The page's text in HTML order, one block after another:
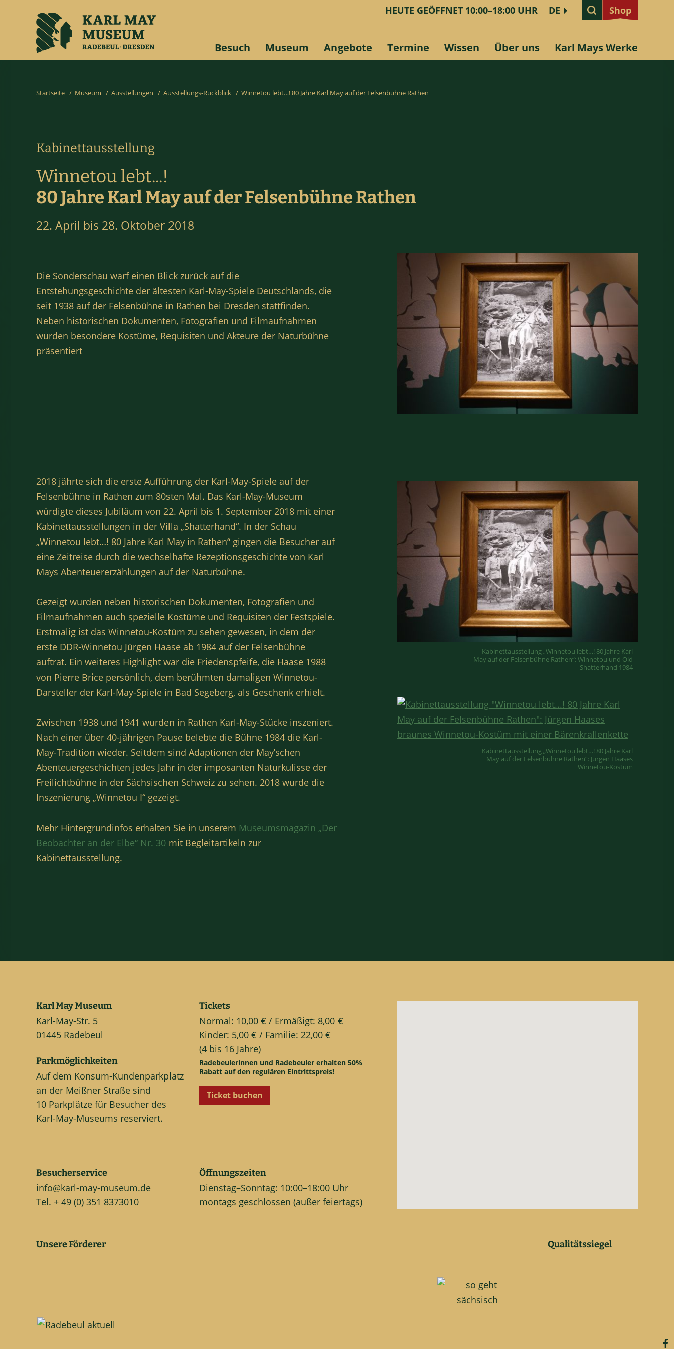
HEUTE GEÖFFNET 10:00–18:00 UHR DE
Besuch Museum Angebote Termine Wissen Über uns Karl Mays Werke
Shop
Shop
Startseite / Museum / Ausstellungen / Ausstellungs-Rückblick / Winnetou lebt…! 80 Jahre Karl May auf der Felsenbühne Rathen
Kabinettausstellung
Winnetou lebt...!
80 Jahre Karl May auf der Felsenbühne Rathen
22. April bis 28. Oktober 2018
Die Sonderschau warf einen Blick zurück auf die
Entstehungsgeschichte der ältesten Karl-May-Spiele Deutschlands, die
seit 1938 auf der Felsenbühne in Rathen bei Dresden stattfinden.
Neben historischen Dokumenten, Fotografien und Filmaufnahmen
wurden besondere Kostüme, Requisiten und Akteure der Naturbühne
präsentiert
2018 jährte sich die erste Aufführung der Karl-May-Spiele auf der
Felsenbühne in Rathen zum 80sten Mal. Das Karl-May-Museum
würdigte dieses Jubiläum von 22. April bis 1. September 2018 mit einer
Kabinettausstellungen in der Villa „Shatterhand“. In der Schau
„Winnetou lebt…! 80 Jahre Karl May in Rathen“ gingen die Besucher auf
eine Zeitreise durch die wechselhafte Rezeptionsgeschichte von Karl
Mays Abenteuererzählungen auf der Naturbühne.
Gezeigt wurden neben historischen Dokumenten, Fotografien und
Filmaufnahmen auch spezielle Kostüme und Requisiten der Festspiele.
Erstmalig ist das Winnetou-Kostüm zu sehen gewesen, in dem der
erste DDR-Winnetou Jürgen Haase ab 1984 auf der Felsenbühne
auftrat. Ein weiteres Highlight war die Friedenspfeife, die Haase 1988
von Pierre Brice persönlich, dem berühmten damaligen Winnetou-
Darsteller der Karl-May-Spiele in Bad Segeberg, als Geschenk erhielt.
Zwischen 1938 und 1941 wurden in Rathen Karl-May-Stücke inszeniert.
Nach einer über 40-jährigen Pause belebte die Bühne 1984 die Karl-
May-Tradition wieder. Seitdem sind Adaptionen der May’schen
Abenteuergeschichten jedes Jahr in der imposanten Naturkulisse der
Freilichtbühne in der Sächsischen Schweiz zu sehen. 2018 wurde die
Inszenierung „Winnetou I“ gezeigt.
Mehr Hintergrundinfos erhalten Sie in unserem Museumsmagazin „Der
Beobachter an der Elbe“ Nr. 30 mit Begleitartikeln zur
Kabinettausstellung.
Kabinettausstellung „Winnetou lebt…! 80 Jahre Karl
May auf der Felsenbühne Rathen“: Winnetou und Old
Shatterhand 1984
Kabinettausstellung „Winnetou lebt…! 80 Jahre Karl
May auf der Felsenbühne Rathen“: Jürgen Haases
Winnetou-Kostüm
Karl May Museum
Karl-May-Str. 5
01445 Radebeul
Parkmöglichkeiten
Auf dem Konsum-Kundenparkplatz
an der Meißner Straße sind
10 Parkplätze für Besucher des
Karl-May-Museums reserviert.
Tickets
Normal: 10,00 € / Ermäßigt: 8,00 €
Kinder: 5,00 € / Familie: 22,00 €
(4 bis 16 Jahre)
Radebeulerinnen und Radebeuler erhalten 50%
Rabatt auf den regulären Eintrittspreis!
Ticket buchen
Besucherservice
info@karl-may-museum.de
Tel. + 49 (0) 351 8373010
Öffnungszeiten
Dienstag–Sonntag: 10:00–18:00 Uhr
montags geschlossen (außer feiertags)
Unsere Förderer Qualitätssiegel